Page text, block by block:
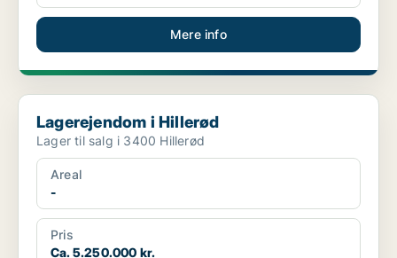
Mere info
Lagerejendom i Hillerød
Lagerejendom i Hillerød
Lager til salg i 3400 Hillerød
Areal
-
Pris
Ca. 5.250.000 kr.